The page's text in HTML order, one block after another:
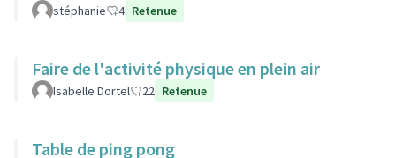
stéphanie 4 Retenue
Faire de l'activité physique en plein air
Isabelle Dortel 22 Retenue
Table de ping pong